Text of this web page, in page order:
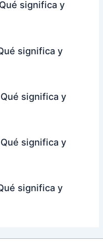
significa y
significa y
significa y
significa y
significa y